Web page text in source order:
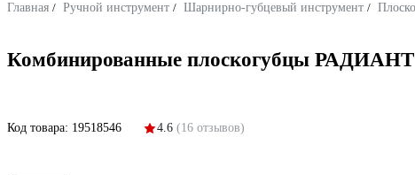
Главная / Ручной инструмент / Шарнирно-губцевый инструмент /
Комбинированные плоскогубцы
Код товара: 19518546 4.6 (16 отзывов)